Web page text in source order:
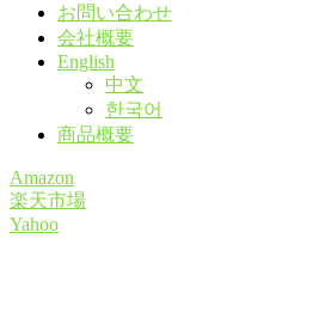
お問い合わせ
会社概要
English
中文
한국어
商品概要
Amazon
楽天市場
Yahoo